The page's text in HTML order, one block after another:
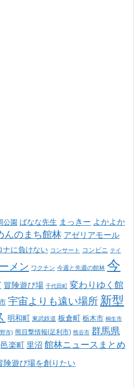
公園 ばなな先生 まっきー よかよか
んのまち館林 アゼリアモール
ナに負けない コンサート コンビニ テイ
メン ワクチン 今週と先週の館林 今
冒険遊び場 千代田町
変わりゆく館
宇宙よりも遠い場所 新型
明和町 東武鉄道 板倉町 栃木市 桐生市
市) 熊目撃情報(足利市) 熊谷市 群馬県
邑楽町 里沼 館林ニュースまとめ
険遊び場を創りたい